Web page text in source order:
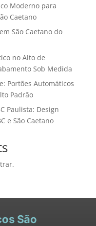
Moderno para
Caetano
São Caetano do
no Alto de
Sob Medida
Portões Automáticos
Padrão
Paulista: Design
e São Caetano
São